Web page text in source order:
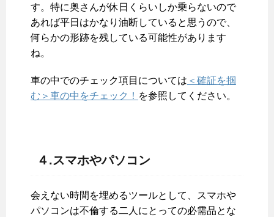
す。特に奥さんが休日くらいしか乗らないので
あれば平日はかなり油断していると思うので、
何らかの形跡を残している可能性があります
ね。
車の中でのチェック項目については ＜確証を掴
む＞車の中をチェック！ を参照してください。
４.スマホやパソコン
会えない時間を埋めるツールとして、スマホや
パソコンは不倫する二人にとっての必需品とな